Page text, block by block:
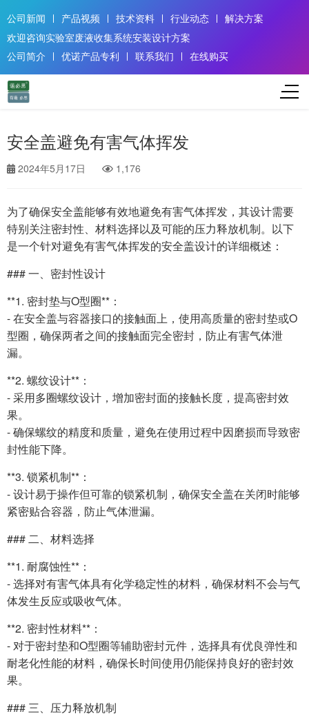
公司新闻 产品视频 技术资料 行业动态
解决方案
欢迎咨询实验室废液收集系统安装设计方案
公司简介
优诺产品专利 联系我们 在线购买
安全盖避免有害气体挥发
2024年5月17日 1,176
为了确保安全盖能够有效地避免有害气体挥发，其设计需要
特别关注密封性、材料选择以及可能的压力释放机制。以下
是一个针对避免有害气体挥发的安全盖设计的详细概述：
### 一、密封性设计
**1. 密封垫与O型圈**：
- 在安全盖与容器接口的接触面上，使用高质量的密封垫或O
型圈，确保两者之间的接触面完全密封，防止有害气体泄
漏。
**2. 螺纹设计**：
- 采用多圈螺纹设计，增加密封面的接触长度，提高密封效
果。
- 确保螺纹的精度和质量，避免在使用过程中因磨损而导致密
封性能下降。
**3. 锁紧机制**：
- 设计易于操作但可靠的锁紧机制，确保安全盖在关闭时能够
紧密贴合容器，防止气体泄漏。
### 二、材料选择
**1. 耐腐蚀性**：
- 选择对有害气体具有化学稳定性的材料，确保材料不会与气
体发生反应或吸收气体。
**2. 密封性材料**：
- 对于密封垫和O型圈等辅助密封元件，选择具有优良弹性和
耐老化性能的材料，确保长时间使用仍能保持良好的密封效
果。
### 三、压力释放机制